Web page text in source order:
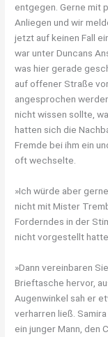
entgegen. Gerne mit
Anliegen und wir
jetzt auf keinen Fall
war unter Duncans
was hier gerade
auf offener Straße
angesprochen
nicht wissen sollte,
hatten sich die
Fremde bei ihm ein
oft wechselte.
»Ich würde aber
nicht mit Mister
Forderndes in der
nicht vorgestellt hatte.
»Dann vereinbaren
Brieftasche hervor,
Augenwinkel sah er
verharren ließ.
ein junger Mann, den